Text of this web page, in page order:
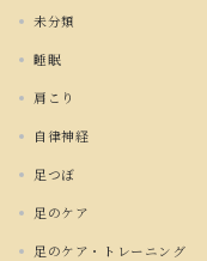
未分類
睡眠
肩こり
自律神経
足つぼ
足のケア
足のケア・トレーニング